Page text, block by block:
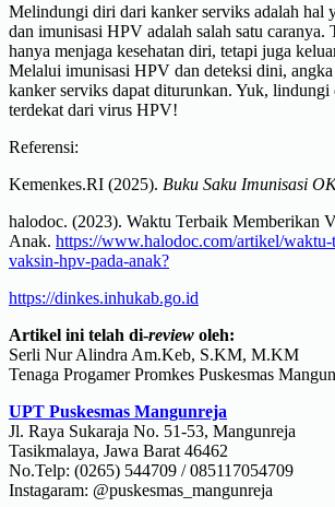
Melindungi diri dari kanker serviks adalah hal
dan imunisasi HPV adalah salah satu caranya.
hanya menjaga kesehatan diri, tetapi juga
Melalui imunisasi HPV dan deteksi dini,
kanker serviks dapat diturunkan. Yuk,
terdekat dari virus HPV!
Referensi:
Kemenkes.RI (2025). Buku Saku Imunisasi
halodoc. (2023). Waktu Terbaik Memberikan
Anak. https://www.halodoc.com/artikel/
vaksin-hpv-pada-anak?
https://dinkes.inhukab.go.id
Artikel ini telah di-review oleh:
Serli Nur Alindra Am.Keb, S.KM, M.KM
Tenaga Progamer Promkes Puskesmas
UPT Puskesmas Mangunreja
Jl. Raya Sukaraja No. 51-53, Mangunreja
Tasikmalaya, Jawa Barat 46462
No.Telp: (0265) 544709 / 085117054709
Instagaram: @puskesmas_mangunreja